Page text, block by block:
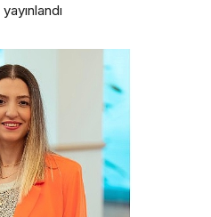
yayınlandı